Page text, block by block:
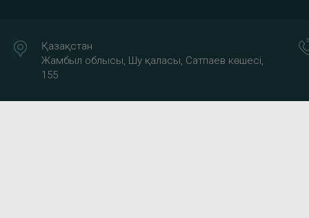
Қазақстан
Жамбыл облысы, Шу қаласы, Сатпаев көшесі,
155